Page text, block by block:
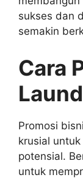
sukses dan
semakin
Cara
Promosi
krusial
potensial.
untuk